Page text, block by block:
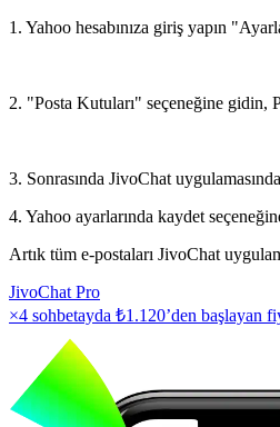
1. Yahoo hesabınıza giriş yapın
2. "Posta Kutuları" seçeneğine gidin,
3. Sonrasında JivoChat
4. Yahoo ayarlarında kaydet
Artık tüm e-postaları JivoChat
JivoChat Pro
×4 sohbetayda ₺1.120’den başlayan